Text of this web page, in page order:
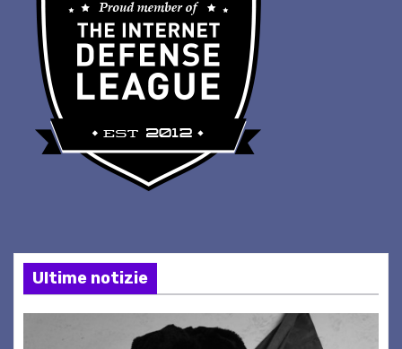
Ultime notizie